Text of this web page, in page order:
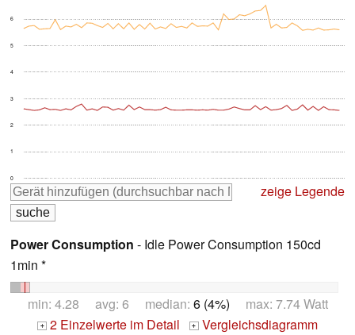
0
1
2
3
4
5
6
zeige Legende
Power Consumption - Idle Power Consumption 150cd
1min *
min: 4.28 avg: 6 median: 6 (4%) max: 7.74 Watt
+ 2 Einzelwerte im Detail + Vergleichsdiagramm